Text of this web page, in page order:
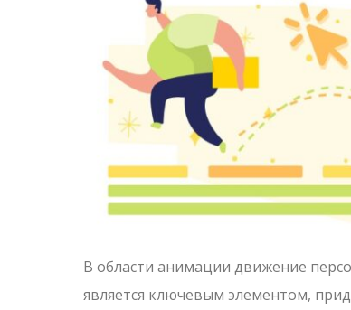
В области анимации движение
является ключевым элементом,